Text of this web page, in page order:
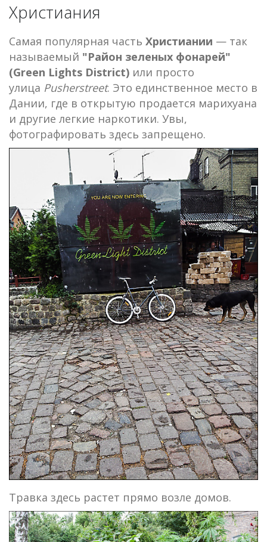
Христиания
Самая популярная часть Христиании — так
называемый "Район зеленых фонарей"
(Green Lights District) или просто
улица Pusherstreet. Это единственное место в
Дании, где в открытую продается марихуана
и другие легкие наркотики. Увы,
фотографировать здесь запрещено.
Травка здесь растет прямо возле домов.